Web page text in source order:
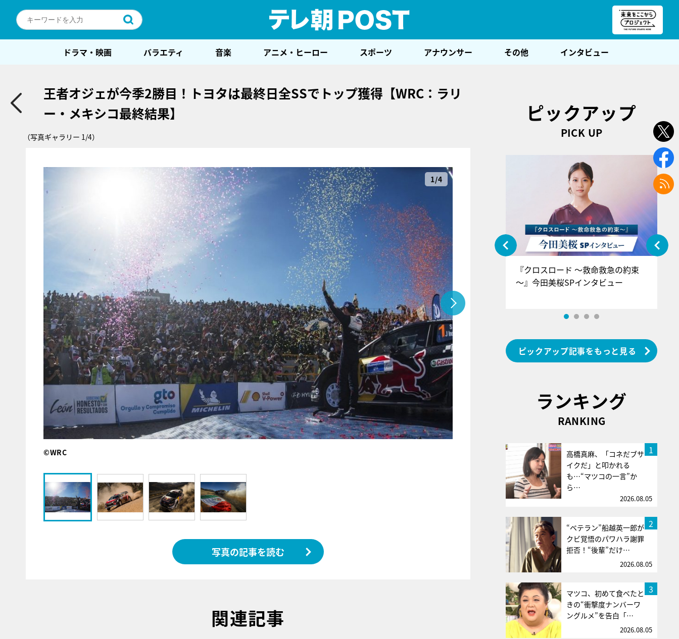
ドラマ・映画 バラエティ 音楽 アニメ・ヒーロー スポーツ アナウンサー その他 インタビュー
王者オジェが今季2勝目！トヨタは最終日全SSでトップ獲得【WRC：ラリ
ー・メキシコ最終結果】
（写真ギャラリー 1/4）
1/4
©WRC
写真の記事を読む
関連記事
ピックアップ
PICK UP
『アイ＝ラブ！げーみんぐ』＝LOV
E齋藤樹愛羅＆佐々木舞香SPインタ
ビュー
『クロスロード ～救命救急の約束
～』今田美桜SPインタビュー
ピックアップ記事をもっと見る
ランキング
RANKING
1
高橋真麻、「コネだブサ
イクだ」と叩かれる
も…“マツコの一言”か
ら…
2026.08.05
2
“ベテラン”船越英一郎が
クビ覚悟のパワハラ謝罪
拒否！“後輩”だけ…
2026.08.05
3
マツコ、初めて食べたと
きの“衝撃度ナンバーワ
ングルメ”を告白「…
2026.08.05